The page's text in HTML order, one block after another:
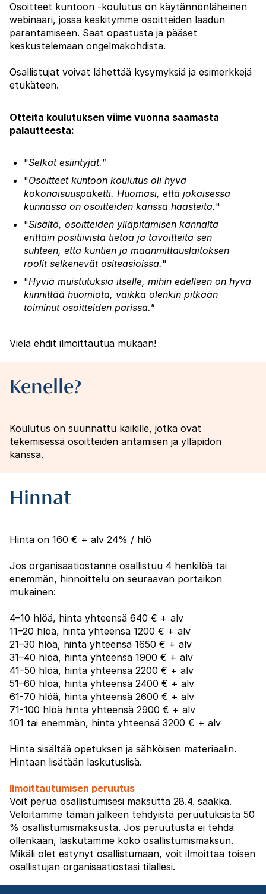
Osoitteet kuntoon -koulutus on käytännönläheinen
webinaari, jossa keskitymme osoitteiden laadun
parantamiseen. Saat opastusta ja pääset
keskustelemaan ongelmakohdista.
Osallistujat voivat lähettää kysymyksiä ja esimerkkejä
etukäteen.
Otteita koulutuksen viime vuonna saamasta
palautteesta:
"Selkät esiintyjät."
"Osoitteet kuntoon koulutus oli hyvä
kokonaisuuspaketti. Huomasi, että jokaisessa
kunnassa on osoitteiden kanssa haasteita."
"Sisältö, osoitteiden ylläpitämisen kannalta
erittäin positiivista tietoa ja tavoitteita sen
suhteen, että kuntien ja maanmittauslaitoksen
roolit selkenevät ositeasioissa."
"Hyviä muistutuksia itselle, mihin edelleen on hyvä
kiinnittää huomiota, vaikka olenkin pitkään
toiminut osoitteiden parissa."
Vielä ehdit ilmoittautua mukaan!
Kenelle?
Koulutus on suunnattu kaikille, jotka ovat
tekemisessä osoitteiden antamisen ja ylläpidon
kanssa.
Hinnat
Hinta on 160 € + alv 24% / hlö
Jos organisaatiostanne osallistuu 4 henkilöä tai
enemmän, hinnoittelu on seuraavan portaikon
mukainen:
4–10 hlöä, hinta yhteensä 640 € + alv
11–20 hlöä, hinta yhteensä 1200 € + alv
21–30 hlöä, hinta yhteensä 1650 € + alv
31–40 hlöä, hinta yhteensä 1900 € + alv
41–50 hlöä, hinta yhteensä 2200 € + alv
51–60 hlöä, hinta yhteensä 2400 € + alv
61-70 hlöä, hinta yhteensä 2600 € + alv
71-100 hlöä hinta yhteensä 2900 € + alv
101 tai enemmän, hinta yhteensä 3200 € + alv
Hinta sisältää opetuksen ja sähköisen materiaalin.
Hintaan lisätään laskutuslisä.
Ilmoittautumisen peruutus
Voit perua osallistumisesi maksutta 28.4. saakka.
Veloitamme tämän jälkeen tehdyistä peruutuksista 50
% osallistumismaksusta. Jos peruutusta ei tehdä
ollenkaan, laskutamme koko osallistumismaksun.
Mikäli olet estynyt osallistumaan, voit ilmoittaa toisen
osallistujan organisaatiostasi tilallesi.